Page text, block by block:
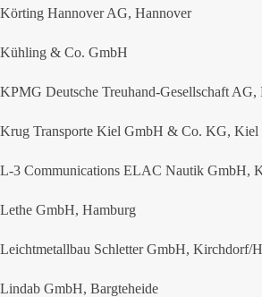
Körting Hannover AG, Hannover
Kühling & Co. GmbH
KPMG Deutsche Treuhand-Gesellschaft AG,
Krug Transporte Kiel GmbH & Co. KG, Kiel
L-3 Communications ELAC Nautik GmbH,
Lethe GmbH, Hamburg
Leichtmetallbau Schletter GmbH, Kirchdorf/
Lindab GmbH, Bargteheide